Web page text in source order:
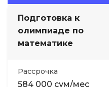
Подготовка к
олимпиаде по
математике
Рассрочка
584 000 сум/мес